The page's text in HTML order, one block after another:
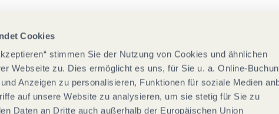
Cookies
stimmen Sie der Nutzung von Cookies und ähnlichen
Webseite zu. Dies ermöglicht es uns, für Sie u. a. Online-
Anzeigen zu personalisieren, Funktionen für soziale Medien
auf unsere Website zu analysieren, um sie stetig für Sie zu
Daten an Dritte auch außerhalb der Europäischen Union